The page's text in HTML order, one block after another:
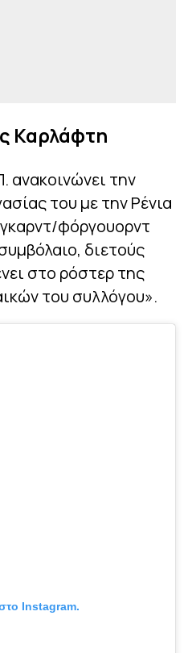
Καρλάφτη
την
του με την Ρένια
φόργουορντ
διετούς
στο ρόστερ της
του συλλόγου».
Instagram.